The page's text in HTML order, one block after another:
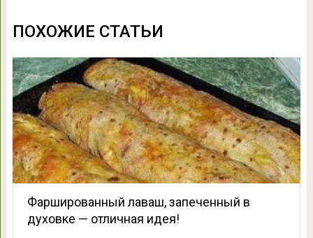
ПОХОЖИЕ СТАТЬИ
Фаршированный лаваш, запеченный в
духовке — отличная идея!